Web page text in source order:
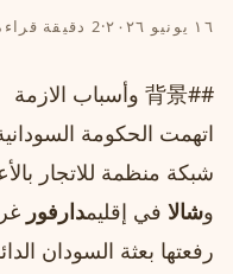
١٦ يونيو ٢٠٢٦ ·2 دقيقة قراءة
##背景 وأسباب الازمة
اتهمت الحكومة
شبكة منظمة للاتجار
وشالا في إقليمدارفور
رفعتها بعثة السودان